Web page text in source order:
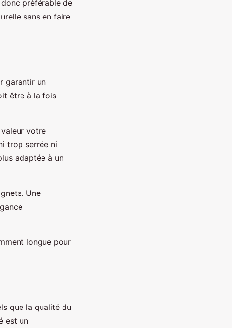
préférable de
sans en faire
garantir un
être à la fois
votre
trop serrée ni
adaptée à un
Une
longue pour
que la qualité du
est un